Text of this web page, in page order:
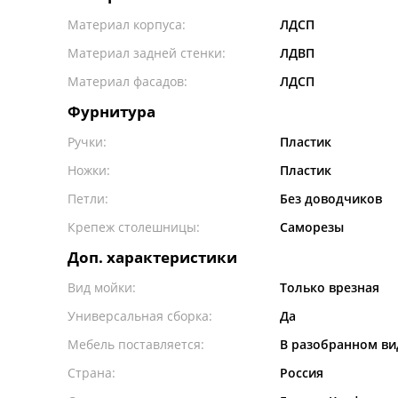
Материал корпуса:
ЛДСП
Материал задней стенки:
ЛДВП
Материал фасадов:
ЛДСП
Фурнитура
Ручки:
Пластик
Ножки:
Пластик
Петли:
Без доводчиков
Крепеж столешницы:
Саморезы
Доп. характеристики
Вид мойки:
Только врезная
Универсальная сборка:
Да
Мебель поставляется:
В разобранном
Страна:
Россия